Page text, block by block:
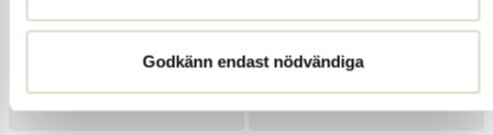
Godkänn endast nödvändiga